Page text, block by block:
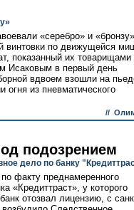
«серебро» и «бронзу»
винтовки по движущейся
показанный их товарищами
Исаковым в первый день
вдвоем взошли на
огня из пневматического
//
подозрением
дело по банку
факту преднамеренного
«Кредиттраст», у которого
отозвал лицензию, с